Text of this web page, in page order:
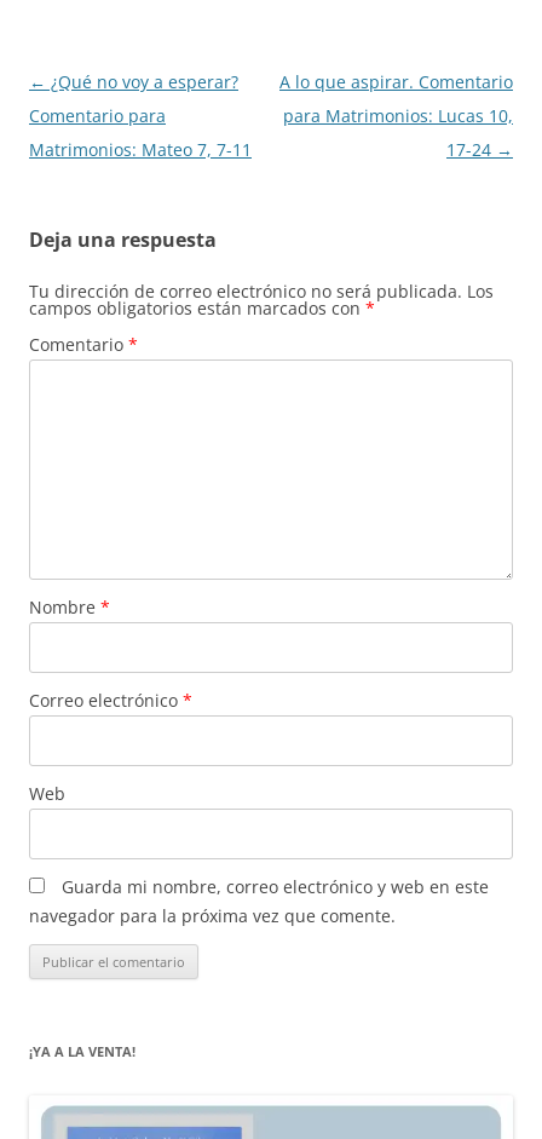
Navegación
de
entradas
← ¿Qué no voy a esperar?
Comentario para
Matrimonios: Mateo 7, 7-11
A lo que aspirar. Comentario
para Matrimonios: Lucas 10,
17-24 →
Deja una respuesta
Tu dirección de correo electrónico no será publicada. Los
campos obligatorios están marcados con *
Comentario *
Nombre *
Correo electrónico *
Web
Guarda mi nombre, correo electrónico y web en este
navegador para la próxima vez que comente.
¡YA A LA VENTA!